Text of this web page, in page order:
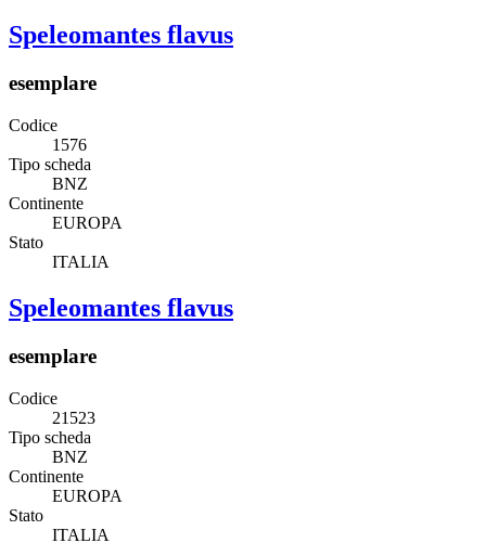
Speleomantes flavus
esemplare
Codice
1576
Tipo scheda
BNZ
Continente
EUROPA
Stato
ITALIA
Speleomantes flavus
esemplare
Codice
21523
Tipo scheda
BNZ
Continente
EUROPA
Stato
ITALIA